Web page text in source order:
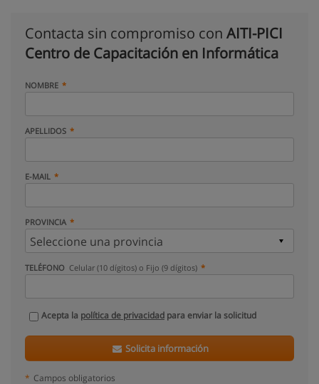
Contacta sin compromiso con AITI-PICI
Centro de Capacitación en Informática
NOMBRE
APELLIDOS
E-MAIL
PROVINCIA
TELÉFONO Celular (10 dígitos) o Fijo (9 dígitos)
Acepta la política de privacidad para enviar la solicitud
Solicita información
* Campos obligatorios